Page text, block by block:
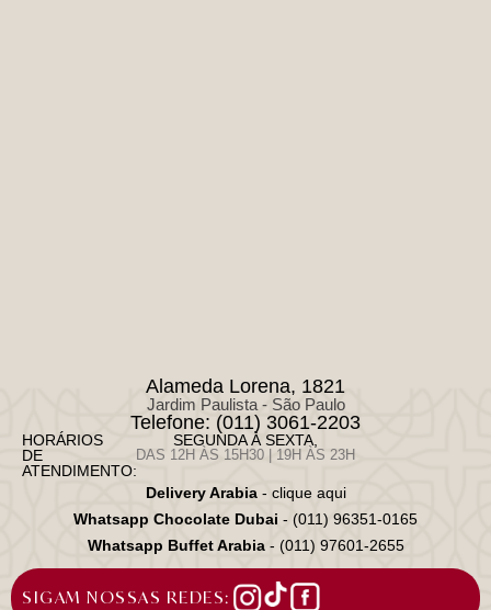
Alameda Lorena, 1821
Jardim Paulista - São Paulo
Telefone: (011) 3061-2203
HORÁRIOS
DE
ATENDIMENTO:
SEGUNDA À SEXTA,
DAS 12H ÀS 15H30 | 19H ÀS 23H
Delivery Arabia- clique aqui
Whatsapp Chocolate Dubai - (011) 96351-0165
Whatsapp Buffet Arabia - (011) 97601-2655
SIGAM NOSSAS REDES: